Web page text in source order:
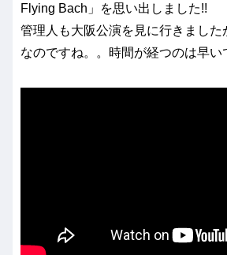
Flying Bach」を思い出しました!!
管理人も大阪公演を見に行きました
なのですね。。時間が経つのは早い